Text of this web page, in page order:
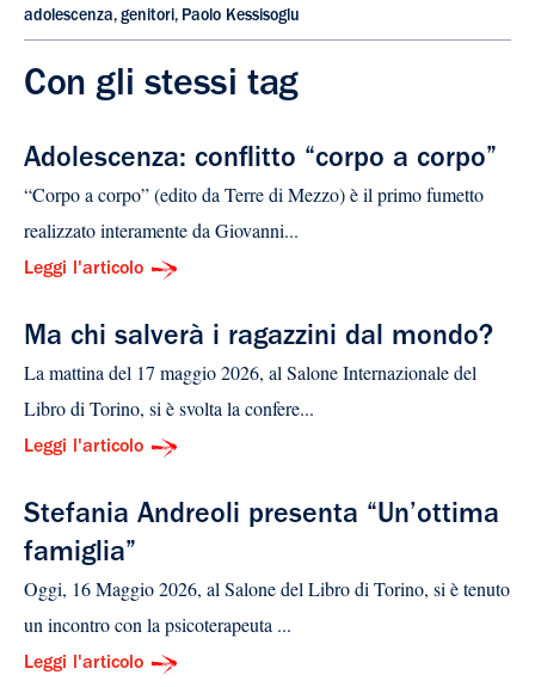
adolescenza, genitori, Paolo Kessisoglu
Con gli stessi tag
Adolescenza: conflitto “corpo a corpo”
“Corpo a corpo” (edito da Terre di Mezzo) è il primo fumetto
realizzato interamente da Giovanni...
Leggi l'articolo
Ma chi salverà i ragazzini dal mondo?
La mattina del 17 maggio 2026, al Salone Internazionale del
Libro di Torino, si è svolta la confere...
Leggi l'articolo
Stefania Andreoli presenta “Un’ottima
famiglia”
Oggi, 16 Maggio 2026, al Salone del Libro di Torino, si è tenuto
un incontro con la psicoterapeuta ...
Leggi l'articolo